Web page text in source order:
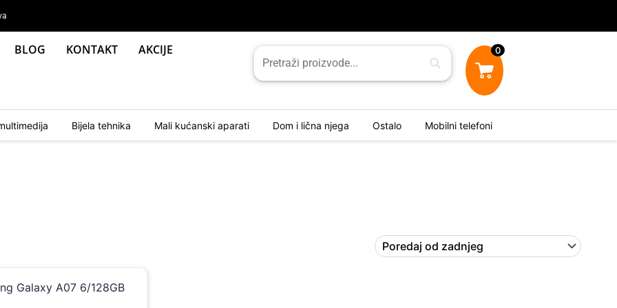
BLOG KONTAKT AKCIJE 0
Bijela tehnika Mali kućanski aparati Dom i lična njega Ostalo Mobilni telefoni